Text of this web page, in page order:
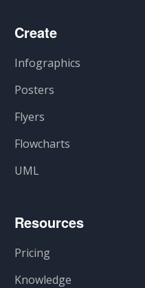
Create
Infographics
Posters
Flyers
Flowcharts
UML
Resources
Pricing
Knowledge